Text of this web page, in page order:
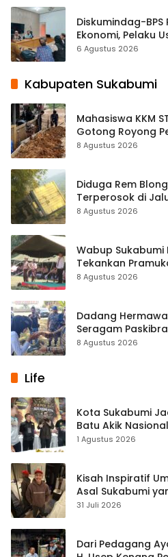
Diskumindag-
Ekonomi, Pelaku
Terbuka Beri Data
6 Agustus 2026
Kabupaten Sukabumi
Mahasiswa KKM
Gotong Royong
Majelis Ta’lim di
8 Agustus 2026
Diduga Rem
Terperosok di
Palabuhanratu
8 Agustus 2026
Wabup Sukabumi
Tekankan
Pembentukan
8 Agustus 2026
Dadang
Seragam
8 Agustus 2026
Life
Kota Sukabumi
Batu Akik Nasional
1 Agustus 2026
Kisah Inspiratif
Asal Sukabumi
Streaming
31 Juli 2026
Dari Pedagang